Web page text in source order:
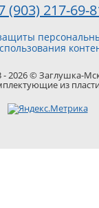
- 2026 © Заглушка-
из
(903) 217-69-